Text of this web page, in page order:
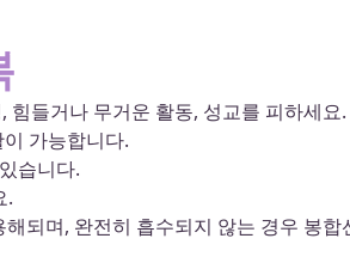
힘들거나 무거운 활동, 성교를 피하세요.
가능합니다.
습니다.
.
되며, 완전히 흡수되지 않는 경우 봉